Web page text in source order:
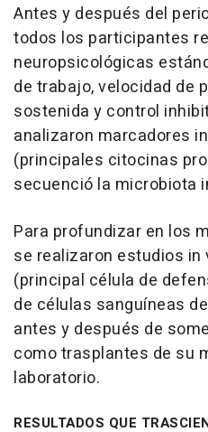
Antes y después del
todos los participantes
neuropsicológicas
de trabajo, velocidad de
sostenida y control
analizaron marcadores
(principales citocinas
secuenció la microbiota
Para profundizar en los
se realizaron estudios
(principal célula de
de células sanguíneas
antes y después de
como trasplantes de su
laboratorio.
RESULTADOS QUE